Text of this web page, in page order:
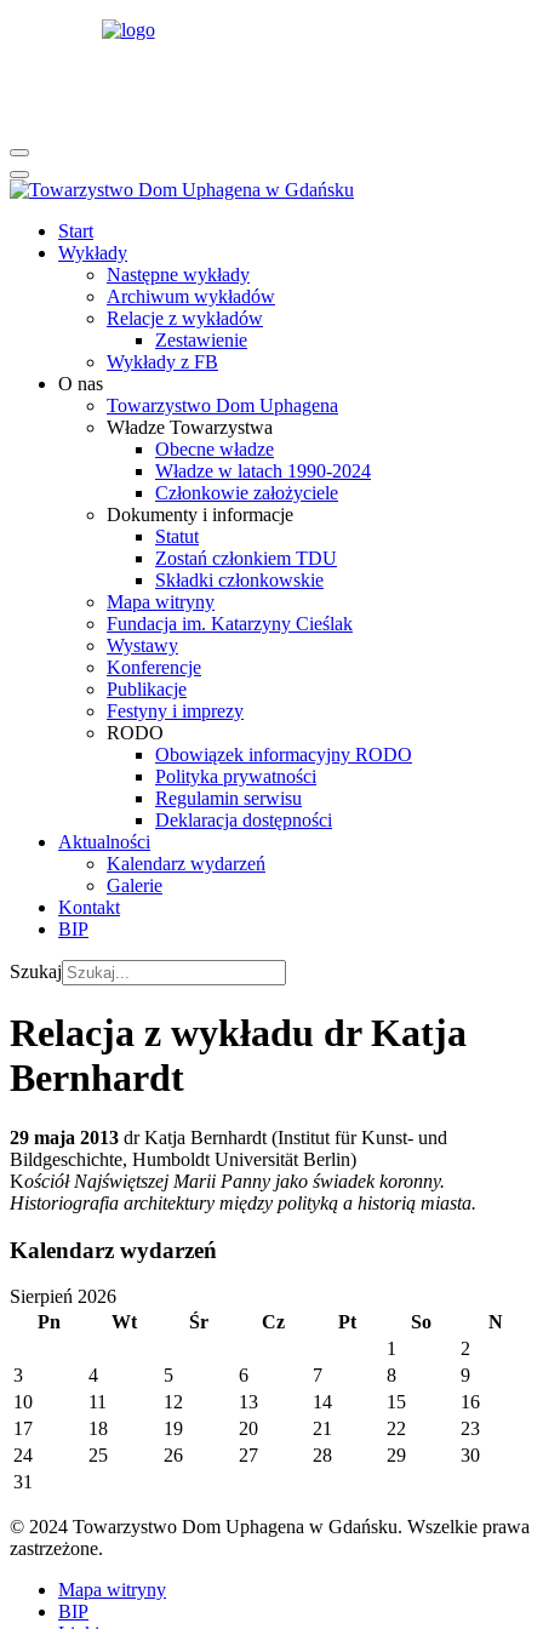
Start
Wykłady
Następne wykłady
Archiwum wykładów
Relacje z wykładów
Zestawienie
Wykłady z FB
O nas
Towarzystwo Dom Uphagena
Władze Towarzystwa
Obecne władze
Władze w latach 1990-2024
Członkowie założyciele
Dokumenty i informacje
Statut
Zostań członkiem TDU
Składki członkowskie
Mapa witryny
Fundacja im. Katarzyny Cieślak
Wystawy
Konferencje
Publikacje
Festyny i imprezy
RODO
Obowiązek informacyjny RODO
Polityka prywatności
Regulamin serwisu
Deklaracja dostępności
Aktualności
Kalendarz wydarzeń
Galerie
Kontakt
BIP
Szukaj
Relacja z wykładu dr Katja
Bernhardt
29 maja 2013 dr Katja Bernhardt (Institut für Kunst- und
Bildgeschichte, Humboldt Universität Berlin)
Kościół Najświętszej Marii Panny jako świadek koronny.
Historiografia architektury między polityką a historią miasta.
Kalendarz wydarzeń
Sierpień 2026
Pn
Wt Śr Cz Pt So
N
1
2
3
4 5 6 7 8
9
10
11 12 13 14 15
16
17
18 19 20 21 22
23
24
25 26 27 28 29
30
31
© 2024 Towarzystwo Dom Uphagena w Gdańsku. Wszelkie prawa
zastrzeżone.
Mapa witryny
BIP